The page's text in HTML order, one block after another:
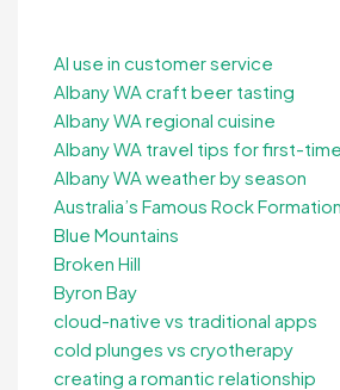
AI use in customer service
Albany WA craft beer tasting
Albany WA regional cuisine
Albany WA travel tips for first-
Albany WA weather by season
Australia’s Famous Rock
Blue Mountains
Broken Hill
Byron Bay
cloud-native vs traditional apps
cold plunges vs cryotherapy
creating a romantic relationship